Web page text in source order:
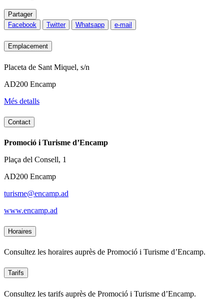
Partager
Facebook
Twitter Whatsapp e-mail
Emplacement
Placeta de Sant Miquel, s/n
AD200 Encamp
Més detalls
Contact
Promoció i Turisme d’Encamp
Plaça del Consell, 1
AD200 Encamp
turisme@encamp.ad
www.encamp.ad
Horaires
Consultez les horaires auprès de Promoció i Turisme d’Encamp.
Tarifs
Consultez les tarifs auprès de Promoció i Turisme d’Encamp.